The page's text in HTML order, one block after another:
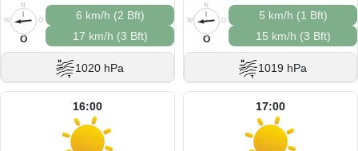
N
O
S
W
O
6 km/h (2 Bft)
17 km/h (3 Bft)
1020 hPa
N
O
S
W
O
5 km/h (1 Bft)
15 km/h (3 Bft)
1019 hPa
16:00 17:00